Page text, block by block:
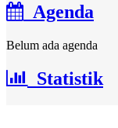
Agenda
Belum ada agenda
Statistik